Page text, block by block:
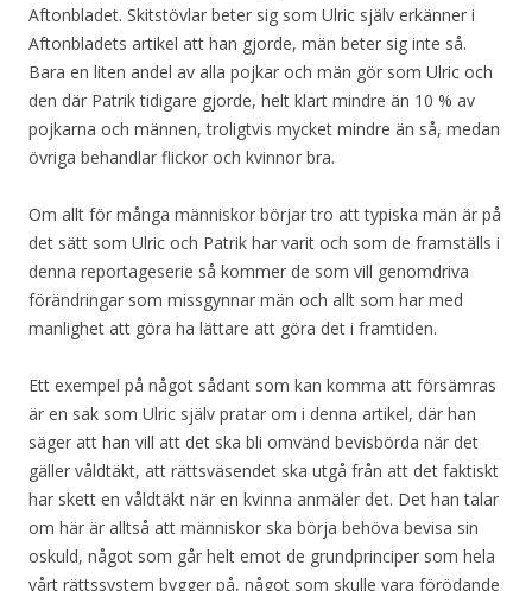
Aftonbladet. Skitstövlar beter sig som Ulric själv erkänner i
Aftonbladets artikel att han gjorde, män beter sig inte så.
Bara en liten andel av alla pojkar och män gör som Ulric och
den där Patrik tidigare gjorde, helt klart mindre än 10 % av
pojkarna och männen, troligtvis mycket mindre än så, medan
övriga behandlar flickor och kvinnor bra.
Om allt för många människor börjar tro att typiska män är på
det sätt som Ulric och Patrik har varit och som de framställs i
denna reportageserie så kommer de som vill genomdriva
förändringar som missgynnar män och allt som har med
manlighet att göra ha lättare att göra det i framtiden.
Ett exempel på något sådant som kan komma att försämras
är en sak som Ulric själv pratar om i denna artikel, där han
säger att han vill att det ska bli omvänd bevisbörda när det
gäller våldtäkt, att rättsväsendet ska utgå från att det faktiskt
har skett en våldtäkt när en kvinna anmäler det. Det han talar
om här är alltså att människor ska börja behöva bevisa sin
oskuld, något som går helt emot de grundprinciper som hela
vårt rättssystem bygger på, något som skulle vara förödande